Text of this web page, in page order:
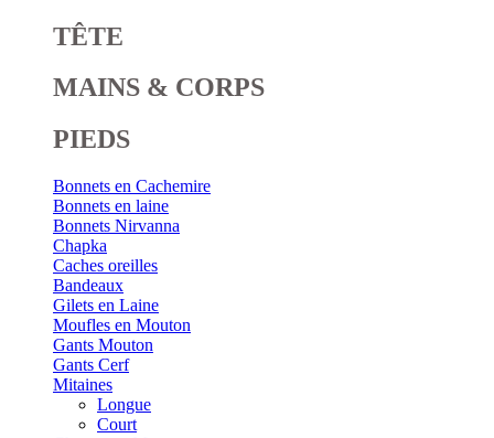
TÊTE
MAINS & CORPS
PIEDS
Bonnets en Cachemire
Bonnets en laine
Bonnets Nirvanna
Chapka
Caches oreilles
Bandeaux
Gilets en Laine
Moufles en Mouton
Gants Mouton
Gants Cerf
Mitaines
Longue
Court